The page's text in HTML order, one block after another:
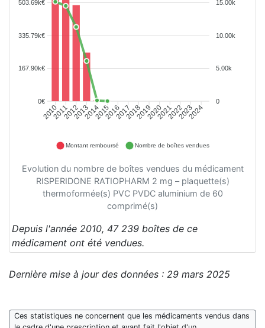
201020112012201320142015201620172018201920202021202220232024
15.00k
10.00k
5.00k
0
503.69k€
335.79k€
167.90k€
0€
Montant remboursé Nombre de boîtes vendues
Evolution du nombre de boîtes vendues du médicament
RISPERIDONE RATIOPHARM 2 mg – plaquette(s)
thermoformée(s) PVC PVDC aluminium de 60
comprimé(s)
Depuis l'année 2010, 47 239 boîtes de ce
médicament ont été vendues.
Dernière mise à jour des données : 29 mars 2025
Ces statistiques ne concernent que les médicaments vendus dans